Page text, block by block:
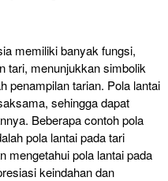
memiliki banyak fungsi,
tari, menunjukkan simbolik
penampilan tarian. Pola lantai
sehingga dapat
Beberapa contoh pola
pola lantai pada tari
mengetahui pola lantai pada
keindahan dan